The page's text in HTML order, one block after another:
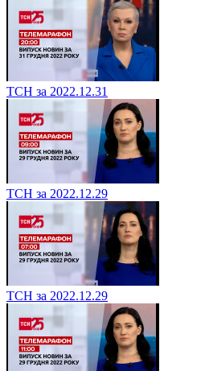
ТСН за 2022.12.31
ТСН за 2022.12.29
ТСН за 2022.12.29